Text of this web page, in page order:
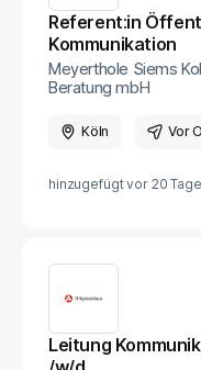
Referent:in
Kommunikation
Meyerthole Siems
Beratung mbH
Köln Vor
hinzugefügt vor 20
Leitung